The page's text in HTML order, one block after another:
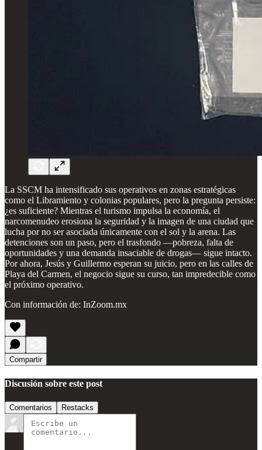
La SSCM ha intensificado sus operativos en zonas estratégicas
como el Libramiento y colonias populares, pero la pregunta persiste:
¿es suficiente? Mientras el turismo impulsa la economía, el
narcomenudeo erosiona la seguridad y la imagen de una ciudad que
lucha por no ser asociada únicamente con el sol y la arena. Las
detenciones son un paso, pero el trasfondo —pobreza, falta de
oportunidades y una demanda insaciable de drogas— sigue intacto.
Por ahora, Jesús y Guillermo esperan su juicio, pero en las calles de
Playa del Carmen, el negocio sigue su curso, tan impredecible como
el próximo operativo.
Con información de: InZoom.mx
Compartir
Discusión sobre este post
Comentarios Restacks